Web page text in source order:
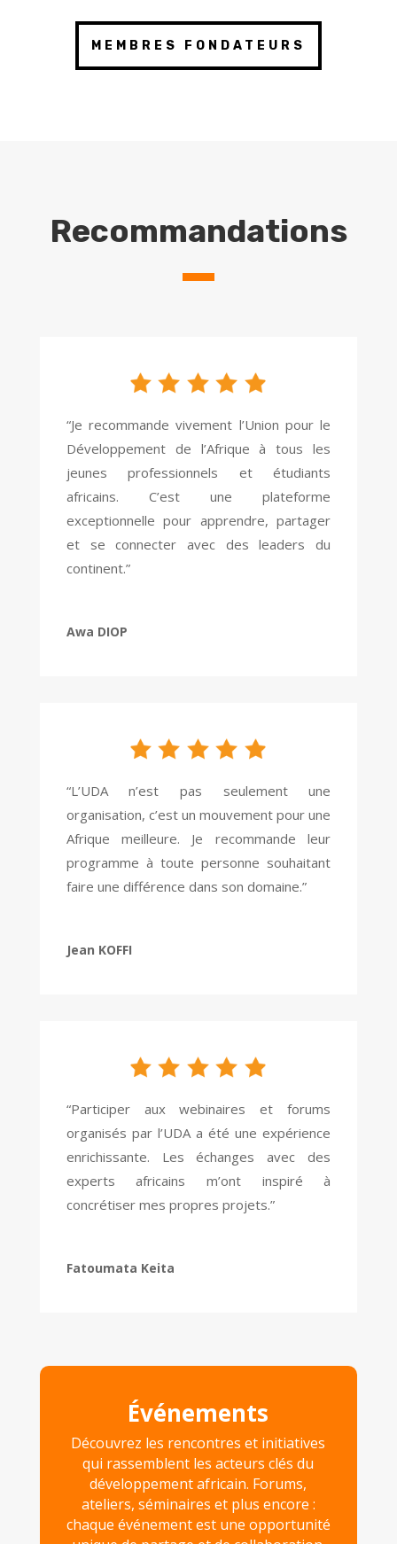
MEMBRES FONDATEURS
Recommandations
“Je recommande vivement l’Union pour le
Développement de l’Afrique à tous les
jeunes professionnels et étudiants
africains. C’est une plateforme
exceptionnelle pour apprendre, partager
et se connecter avec des leaders du
continent.”
Awa DIOP
“L’UDA n’est pas seulement une
organisation, c’est un mouvement pour une
Afrique meilleure. Je recommande leur
programme à toute personne souhaitant
faire une différence dans son domaine.”
Jean KOFFI
“Participer aux webinaires et forums
organisés par l’UDA a été une expérience
enrichissante. Les échanges avec des
experts africains m’ont inspiré à
concrétiser mes propres projets.”
Fatoumata Keita
Événements
Découvrez les rencontres et initiatives
qui rassemblent les acteurs clés du
développement africain. Forums,
ateliers, séminaires et plus encore :
chaque événement est une opportunité